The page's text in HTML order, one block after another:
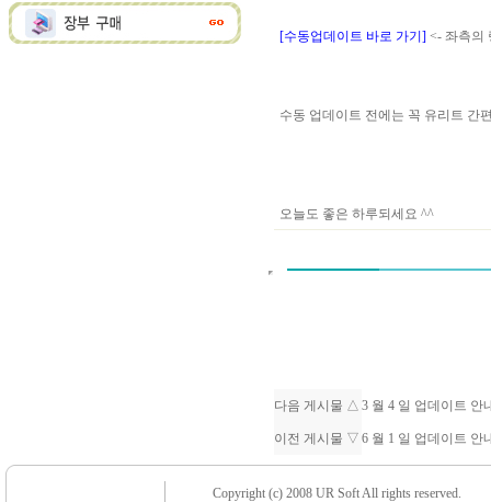
[수동업데이트 바로 가기] <- 좌측의
수동 업데이트 전에는 꼭 유리트 간
오늘도 좋은 하루되세요 ^^
다음 게시물 △ 3 월 4 일 업데이트 안
이전 게시물 ▽ 6 월 1 일 업데이트 안
Copyright (c) 2008 UR Soft All rights reserved.